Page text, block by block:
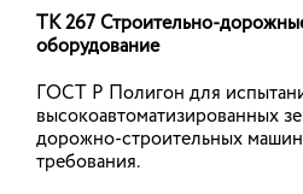
Минстрой России приказом
2026 года утвердил
федеральную сметную
с 25 мая 2026 года.
19.05.2026
ТК 267 Строительно-
оборудование
ГОСТ Р Полигон для
высокоавтоматизированных
дорожно-строительных
требования.